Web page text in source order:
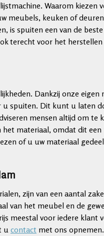
Waarom kiezen
meubels, keuken of
is spuiten een van de
terecht voor het
Dankzij onze eigen
u spuiten. Dit kunt u laten
mensen altijd om te
materiaal, omdat dit
of u uw materiaal
zijn van een aantal
van het meubel en de
meestal voor iedere klant
ucontact met ons